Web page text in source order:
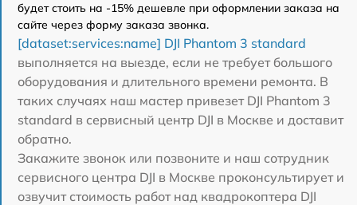
будет стоить на -15% дешевле при оформлении заказа на
сайте через форму заказа звонка.
[dataset:services:name] DJI Phantom 3 standard
выполняется на выезде, если не требует большого
оборудования и длительного времени ремонта. В
таких случаях наш мастер привезет DJI Phantom 3
standard в сервисный центр DJI в Москве и доставит
обратно.
Закажите звонок или позвоните и наш сотрудник
сервисного центра DJI в Москве проконсультирует и
озвучит стоимость работ над квадрокоптера DJI